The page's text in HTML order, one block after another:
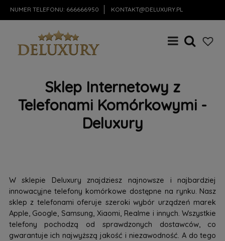
NUMER TELEFONU: 666666950 KONTAKT@DELUXURY.PL
Sklep Internetowy z
Telefonami Komórkowymi -
Deluxury
W sklepie Deluxury znajdziesz najnowsze i najbardziej
innowacyjne telefony komórkowe dostępne na rynku. Nasz
sklep z telefonami oferuje szeroki wybór urządzeń marek
Apple, Google, Samsung, Xiaomi, Realme i innych. Wszystkie
telefony pochodzą od sprawdzonych dostawców, co
gwarantuje ich najwyższą jakość i niezawodność. A do tego